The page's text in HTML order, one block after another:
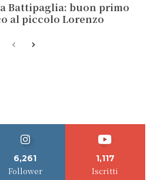
Battipaglia: buon primo
al piccolo Lorenzo
6,261
Follower
1,117
Iscritti